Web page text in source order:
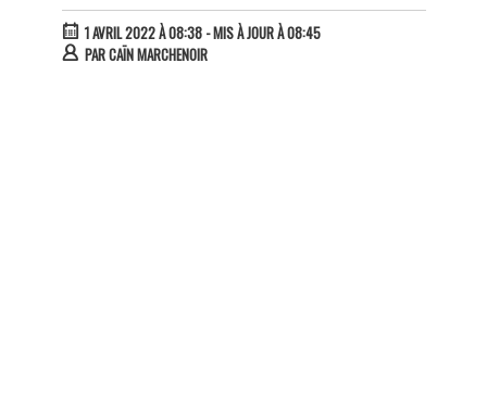
1 AVRIL 2022 À 08:38- MIS À JOUR À 08:45
PARCAÏN MARCHENOIR